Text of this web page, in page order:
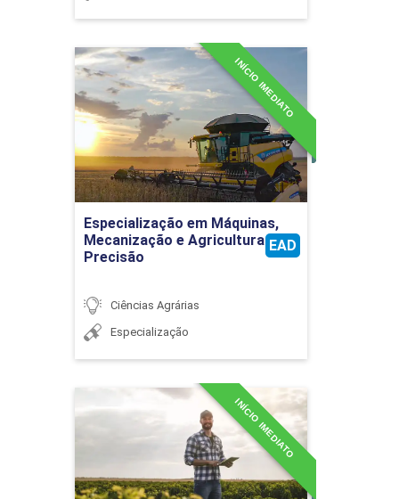
Especialização em Máquinas,
Mecanização e Agricultura de
Precisão
EAD
INÍCIO IMEDIATO
Ciências Agrárias
Especialização
Especialização em
Máquinas, Mecanização e
Agricultura de Precisão
Detalhes do curso
INÍCIO IMEDIATO
Especialização em
Produção e
Desenvolvimento Rural
Detalhes do curso